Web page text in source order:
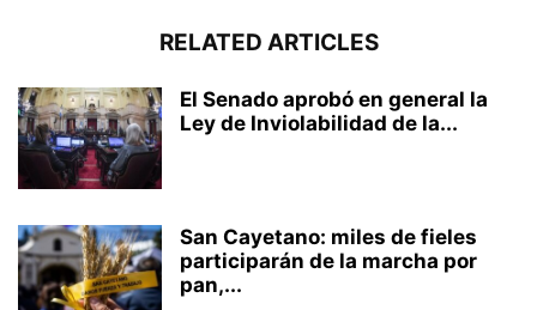
RELATED ARTICLES
El Senado aprobó en general la
Ley de Inviolabilidad de la...
San Cayetano: miles de fieles
participarán de la marcha por
pan,...